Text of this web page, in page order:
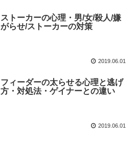
ストーカーの心理・男/女/殺人/嫌
がらせ/ストーカーの対策
2019.06.01
フィーダーの太らせる心理と逃げ
方・対処法・ゲイナーとの違い
2019.06.01